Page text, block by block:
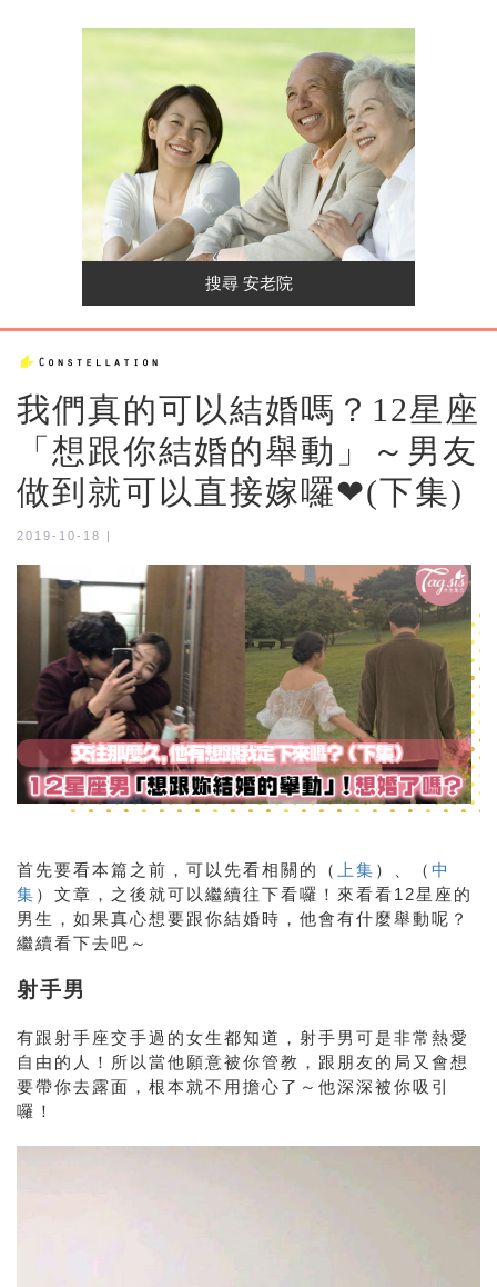
我們真的可以結婚嗎？12星座
「想跟你結婚的舉動」～男友
做到就可以直接嫁囉❤(下集)
2019-10-18 |
首先要看本篇之前，可以先看相關的（ 上集 ）、（ 中
集 ）文章，之後就可以繼續往下看囉！來看看12星座的
男生，如果真心想要跟你結婚時，他會有什麼舉動呢？
繼續看下去吧～
射手男
有跟射手座交手過的女生都知道，射手男可是非常熱愛
自由的人！所以當他願意被你管教，跟朋友的局又會想
要帶你去露面，根本就不用擔心了～他深深被你吸引
囉！